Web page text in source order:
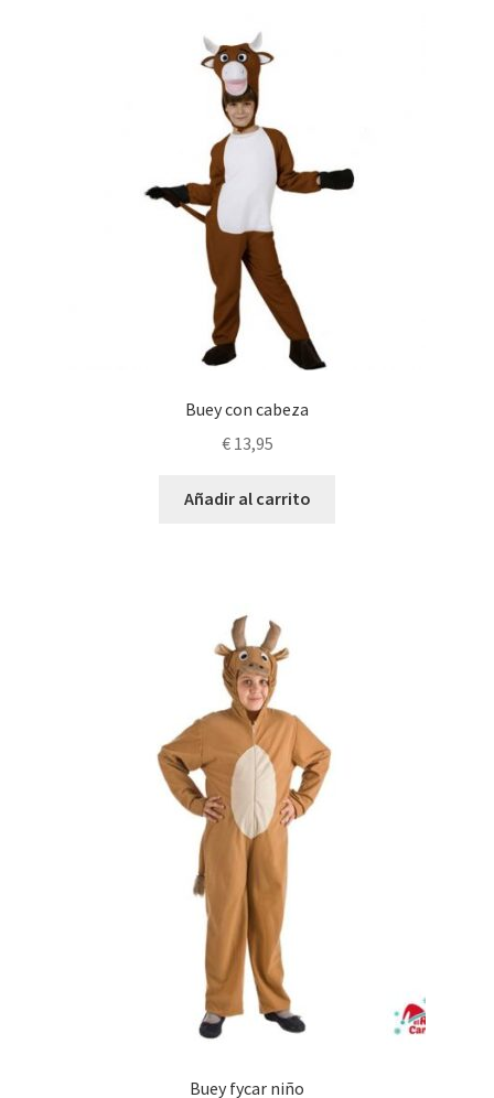
Buey con cabeza
€13,95
Añadir al carrito
Buey fycar niño